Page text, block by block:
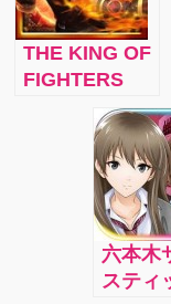
ンRPG（ロー
ルプレイン
グ）! 三国志の
キャラクター
でバトル！＜
乱舞＞でド派
手に敵武将を
ぶっ飛ばせ！
人気の三国志
ゲーム！
THE KING OF
FIGHTERS
’98UM OL：簡
単タップでド
派手なコン
ボ！お気に入
りのキャラク
ターで最強の
チームを作ろ
六本木
スティ